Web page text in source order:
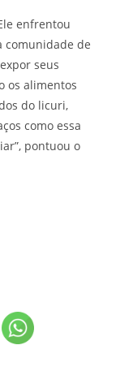
enfrentou
comunidade de
seus
os alimentos
do licuri,
como essa
pontuou o